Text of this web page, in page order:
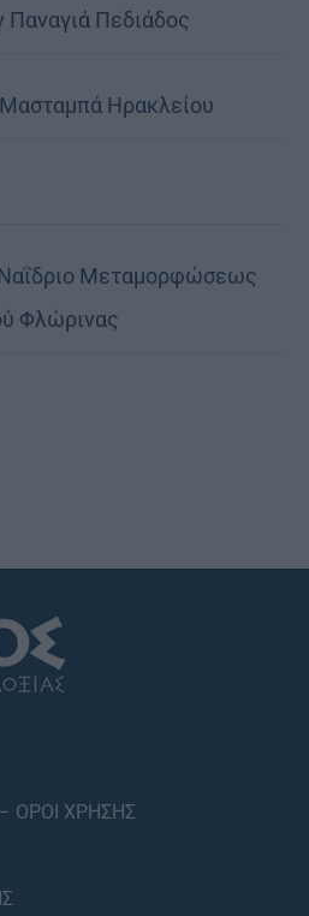
Παναγιά Πεδιάδος
Μασταμπά Ηρακλείου
Ναΐδριο Μεταμορφώσεως
Φλώρινας
ΟΡΟΙ ΧΡΗΣΗΣ